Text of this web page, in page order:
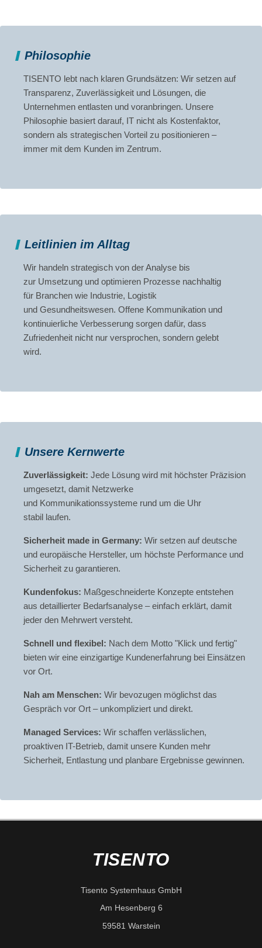
Philosophie
TISENTO lebt nach klaren Grundsätzen: Wir setzen auf
Transparenz, Zuverlässigkeit und Lösungen, die
Unternehmen entlasten und voranbringen. Unsere
Philosophie basiert darauf, IT nicht als Kostenfaktor,
sondern als strategischen Vorteil zu positionieren –
immer mit dem Kunden im Zentrum.
Leitlinien im Alltag
Wir handeln strategisch von der Analyse bis
zur Umsetzung und optimieren Prozesse nachhaltig
für Branchen wie Industrie, Logistik
und Gesundheitswesen. Offene Kommunikation und
kontinuierliche Verbesserung sorgen dafür, dass
Zufriedenheit nicht nur versprochen, sondern gelebt
wird.
Unsere Kernwerte
Zuverlässigkeit: Jede Lösung wird mit höchster Präzision
umgesetzt, damit Netzwerke
und Kommunikationssysteme rund um die Uhr
stabil laufen.
Sicherheit made in Germany: Wir setzen auf deutsche
und europäische Hersteller, um höchste Performance und
Sicherheit zu garantieren.
Kundenfokus: Maßgeschneiderte Konzepte entstehen
aus detaillierter Bedarfsanalyse – einfach erklärt, damit
jeder den Mehrwert versteht.
Schnell und flexibel: Nach dem Motto "Klick und fertig"
bieten wir eine einzigartige Kundenerfahrung bei Einsätzen
vor Ort.
Nah am Menschen: Wir bevozugen möglichst das
Gespräch vor Ort – unkompliziert und direkt.
Managed Services: Wir schaffen verlässlichen,
proaktiven IT-Betrieb, damit unsere Kunden mehr
Sicherheit, Entlastung und planbare Ergebnisse gewinnen.
TISENTO
Tisento Systemhaus GmbH
Am Hesenberg 6
59581 Warstein